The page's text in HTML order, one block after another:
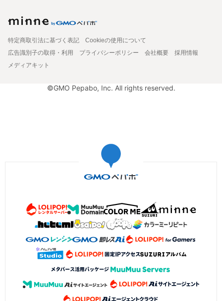
特定商取引法に基づく表記
Cookieの使用について
広告識別子の取得・利用
プライバシーポリシー 会社概要
採用情報
メディアキット
©GMO Pepabo, Inc. All rights reserved.